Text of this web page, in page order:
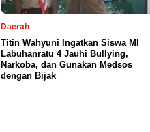
Daerah
Titin Wahyuni Ingatkan Siswa MI
Labuhanratu 4 Jauhi Bullying,
Narkoba, dan Gunakan Medsos
dengan Bijak